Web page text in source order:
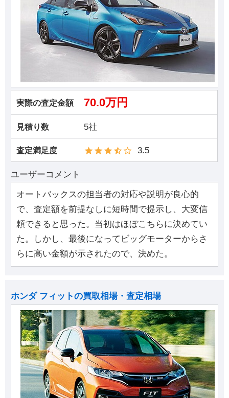
実際の査定金額 70.0万円
見積り数 5社
査定満足度 3.5
ユーザーコメント
オートバックスの担当者の対応や説明が良心的
で、査定額を前提なしに短時間で提示し、大変信
頼できると思った。当初はほぼこちらに決めてい
た。しかし、最後になってビッグモーターからさ
らに高い金額が示されたので、決めた。
ホンダ フィットの買取相場・査定相場